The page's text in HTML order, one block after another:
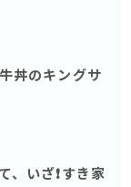
丼のキングサ
いざ❗️すき家